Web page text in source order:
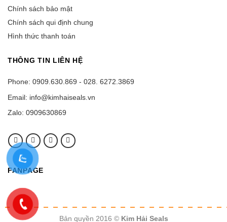
Chính sách bảo mật
Chính sách qui định chung
Hình thức thanh toán
THÔNG TIN LIÊN HỆ
Phone: 0909.630.869 - 028. 6272.3869
Email: info@kimhaiseals.vn
Zalo: 0909630869
FANPAGE
Bản quyền 2016 © Kim Hải Seals